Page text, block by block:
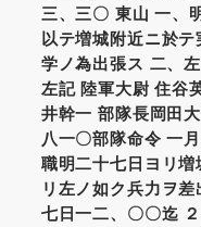
三、三〇 東山 一、
以テ増城附近ニ於
学ノ為出張ス 二、
左記 陸軍大尉 住谷
井幹一 部隊長岡田
八一〇部隊命令 一
職明二十七日ヨリ
リ左ノ如ク兵力ヲ
七日一二、〇〇迄